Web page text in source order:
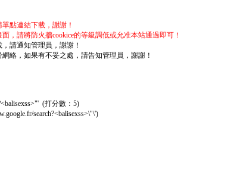
點連結下載，謝謝！
，請將防火牆cookice的等級調低或允准本站通過即可！
請通知管理員，謝謝！
絡，如果有不妥之處，請告知管理員，謝謝！
(打分數：5)
search?<balisexss>\"\')